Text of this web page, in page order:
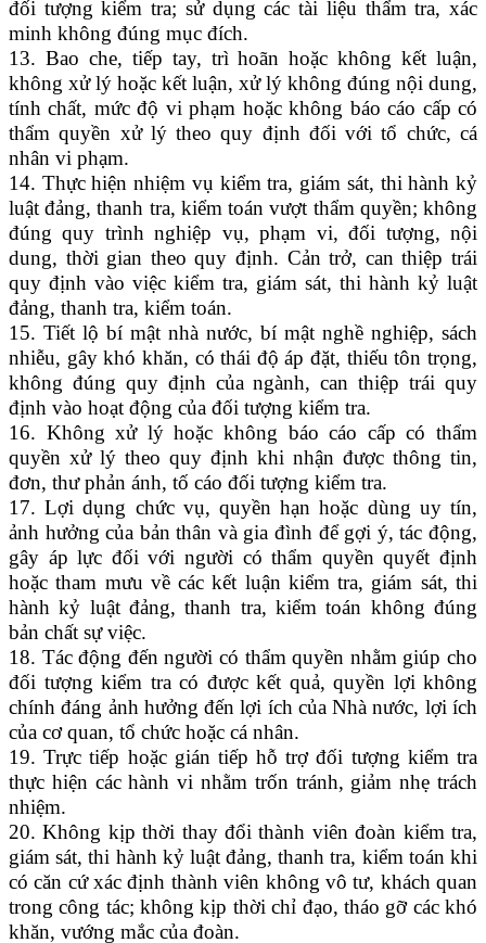
đối tượng kiểm tra; sử dụng các tài liệu thẩm tra, xác
minh không đúng mục đích.
13. Bao che, tiếp tay, trì hoãn hoặc không kết luận,
không xử lý hoặc kết luận, xử lý không đúng nội dung,
tính chất, mức độ vi phạm hoặc không báo cáo cấp có
thẩm quyền xử lý theo quy định đối với tổ chức, cá
nhân vi phạm.
14. Thực hiện nhiệm vụ kiểm tra, giám sát, thi hành kỷ
luật đảng, thanh tra, kiểm toán vượt thẩm quyền; không
đúng quy trình nghiệp vụ, phạm vi, đối tượng, nội
dung, thời gian theo quy định. Cản trở, can thiệp trái
quy định vào việc kiểm tra, giám sát, thi hành kỷ luật
đảng, thanh tra, kiểm toán.
15. Tiết lộ bí mật nhà nước, bí mật nghề nghiệp, sách
nhiễu, gây khó khăn, có thái độ áp đặt, thiếu tôn trọng,
không đúng quy định của ngành, can thiệp trái quy
định vào hoạt động của đối tượng kiểm tra.
16. Không xử lý hoặc không báo cáo cấp có thẩm
quyền xử lý theo quy định khi nhận được thông tin,
đơn, thư phản ánh, tố cáo đối tượng kiểm tra.
17. Lợi dụng chức vụ, quyền hạn hoặc dùng uy tín,
ảnh hưởng của bản thân và gia đình để gợi ý, tác động,
gây áp lực đối với người có thẩm quyền quyết định
hoặc tham mưu về các kết luận kiểm tra, giám sát, thi
hành kỷ luật đảng, thanh tra, kiểm toán không đúng
bản chất sự việc.
18. Tác động đến người có thẩm quyền nhằm giúp cho
đối tượng kiểm tra có được kết quả, quyền lợi không
chính đáng ảnh hưởng đến lợi ích của Nhà nước, lợi ích
của cơ quan, tổ chức hoặc cá nhân.
19. Trực tiếp hoặc gián tiếp hỗ trợ đối tượng kiểm tra
thực hiện các hành vi nhằm trốn tránh, giảm nhẹ trách
nhiệm.
20. Không kịp thời thay đổi thành viên đoàn kiểm tra,
giám sát, thi hành kỷ luật đảng, thanh tra, kiểm toán khi
có căn cứ xác định thành viên không vô tư, khách quan
trong công tác; không kịp thời chỉ đạo, tháo gỡ các khó
khăn, vướng mắc của đoàn.